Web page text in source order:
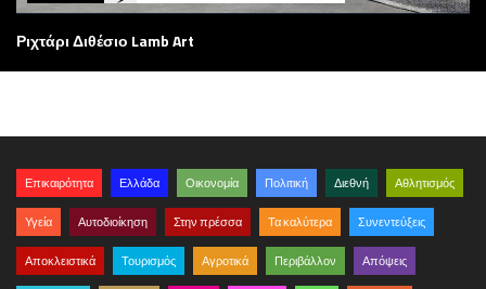
Ριχτάρι Διθέσιο Lamb Art
Επικαιρότητα Ελλάδα Οικονομία Πολιτική Διεθνή Αθλητισμός
Υγεία Αυτοδιοίκηση Στην πρέσσα Τα καλύτερα Συνεντεύξεις
Αποκλειστικά Τουρισμός Αγροτικά Περιβάλλον Απόψεις